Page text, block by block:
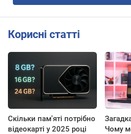
Корисні статті
Скільки пам'яті потрібно
відеокарті у 2025 році
Чому